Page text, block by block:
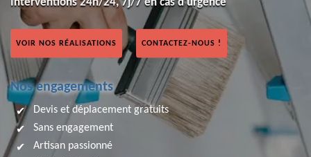
VOIR NOS RÉALISATIONS CONTACTEZ-NOUS !
Nos engagements
Devis et déplacement gratuits
Sans engagement
Artisan passionné